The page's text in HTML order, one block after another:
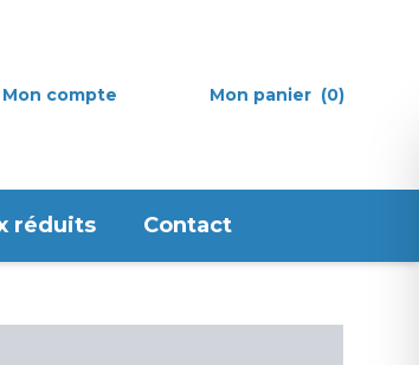
Mon compte Mon panier (0)
réduits Contact